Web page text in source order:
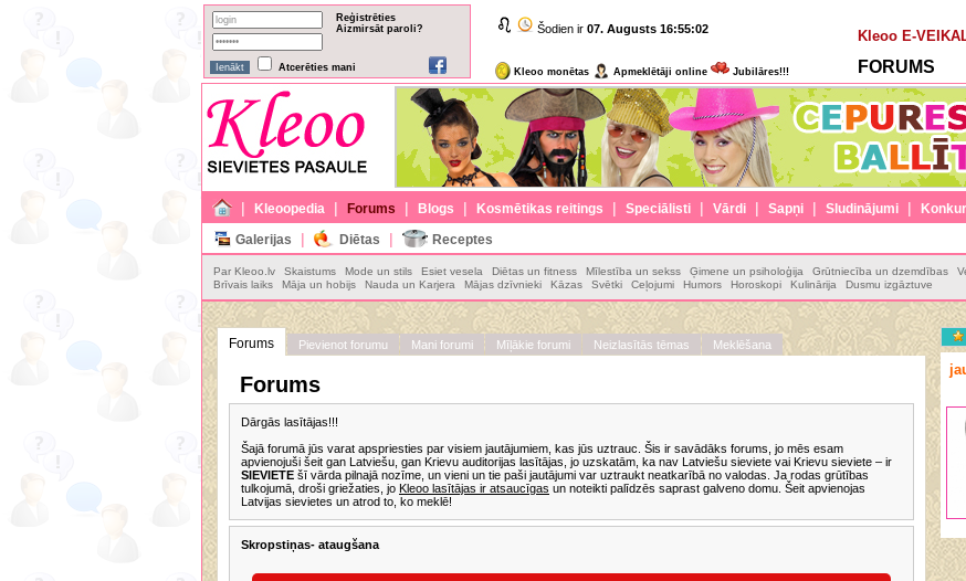
Reģistrēties
Aizmirsāt paroli?
Atcerēties mani
Šodien ir 07. Augusts 16:55:03
Kleoo monētas Apmeklētāji online Jubilāres!!!
Kleoo E-
FORUMS
| Kleoopedia | Forums | Blogs | Kosmētikas reitings | Speciālisti | Vārdi | Sapņi | Sludinājumi |
Galerijas
| Diētas | Receptes
Par Kleoo.lv Skaistums Mode un stils Esiet vesela Diētas un fitness Mīlestība un sekss Ģimene un psiholoģija Grūtniecība un dzemdības
Brīvais laiks
Māja un hobijs Nauda un Karjera Mājas dzīvnieki Kāzas Svētki Ceļojumi Humors Horoskopi Kulinārija Dusmu izgāztuve
Forums Pievienot forumu Mani forumi Mīļākie forumi Neizlasītās tēmas Meklēšana
Forums
Dārgās lasītājas!!!
Šajā forumā jūs varat apspriesties par visiem jautājumiem, kas jūs uztrauc. Šis ir savādāks forums, jo mēs esam
apvienojuši šeit gan Latviešu, gan Krievu auditorijas lasītājas, jo uzskatām, ka nav Latviešu sieviete vai Krievu sieviete – ir
SIEVIETE šī vārda pilnajā nozīme, un vieni un tie paši jautājumi var uztraukt neatkarībā no valodas. Ja rodas grūtības
tulkojumā, droši griežaties, jo Kleoo lasītājas ir atsaucīgas un noteikti palīdzēs saprast galveno domu. Šeit apvienojas
Latvijas sievietes un atrod to, ko meklē!
Skropstiņas- ataugšana